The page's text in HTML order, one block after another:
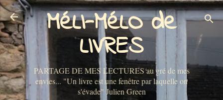
Accéder au contenu principal
MéLI-MéLO de
LIVRES
PARTAGE DE MES LECTURES au gré de mes
envies... "Un livre est une fenêtre par laquelle on
s'évade" Julien Green